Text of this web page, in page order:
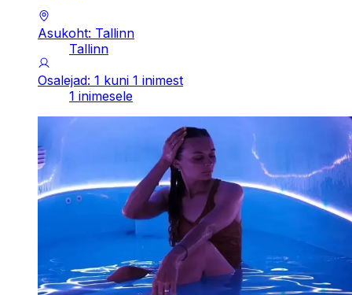
Asukoht: Tallinn
Tallinn
Osalejad: 1 kuni 1 inimest
1 inimesele